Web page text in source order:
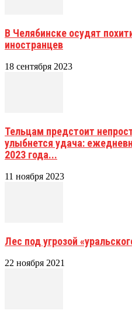
В Челябинске осудят
иностранцев
18 сентября 2023
Тельцам предстоит
улыбнется удача:
2023 года...
11 ноября 2023
Лес под угрозой
22 ноября 2021